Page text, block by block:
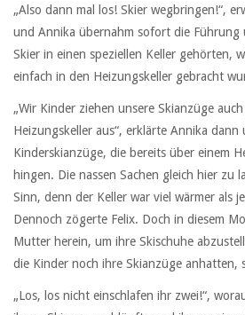
„Also dann mal los! Skier wegbringen!“,
und Annika übernahm sofort die Führung
Skier in einen speziellen Keller gehörten,
einfach in den Heizungskeller gebracht
„Wir Kinder ziehen unsere Skianzüge
Heizungskeller aus“, erklärte Annika
Kinderskianzüge, die bereits über einem
hingen. Die nassen Sachen gleich hier zu
Sinn, denn der Keller war viel wärmer als
Dennoch zögerte Felix. Doch in diesem
Mutter herein, um ihre Skischuhe
die Kinder noch ihre Skianzüge anhatten,
„Los, los nicht einschlafen ihr zwei!“,